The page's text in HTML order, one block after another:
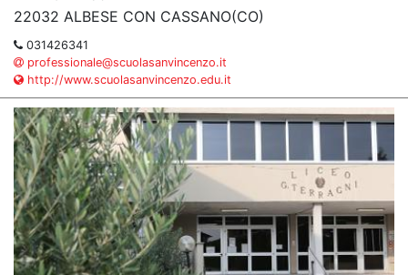
22032 ALBESE CON CASSANO(CO)
031426341
professionale@scuolasanvincenzo.it
http://www.scuolasanvincenzo.edu.it